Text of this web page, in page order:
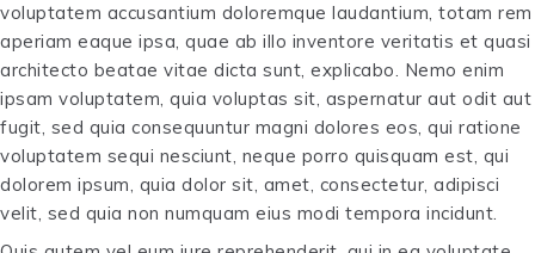
voluptatem accusantium doloremque laudantium, totam rem
aperiam eaque ipsa, quae ab illo inventore veritatis et quasi
architecto beatae vitae dicta sunt, explicabo. Nemo enim
ipsam voluptatem, quia voluptas sit, aspernatur aut odit aut
fugit, sed quia consequuntur magni dolores eos, qui ratione
voluptatem sequi nesciunt, neque porro quisquam est, qui
dolorem ipsum, quia dolor sit, amet, consectetur, adipisci
velit, sed quia non numquam eius modi tempora incidunt.